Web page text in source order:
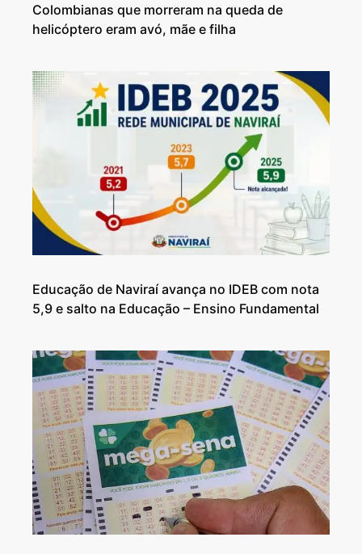
Colombianas que morreram na queda de
helicóptero eram avó, mãe e filha
Educação de Naviraí avança no IDEB com nota
5,9 e salto na Educação – Ensino Fundamental